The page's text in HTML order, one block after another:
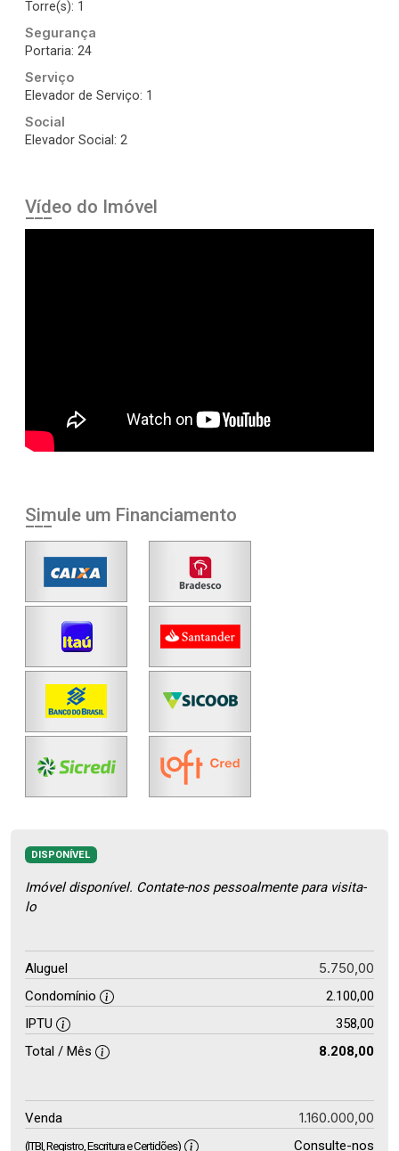
Torre(s): 1
Segurança
Portaria: 24
Serviço
Elevador de Serviço: 1
Social
Elevador Social: 2
Vídeo do Imóvel
Simule um Financiamento
DISPONÍVEL
Imóvel disponível. Contate-nos pessoalmente para visita-
lo
Aluguel 5.750,00
Condomínio
2.100,00
IPTU
358,00
Total / Mês
8.208,00
Venda 1.160.000,00
(ITBI, Registro, Escritura e Certidões)
Consulte-nos